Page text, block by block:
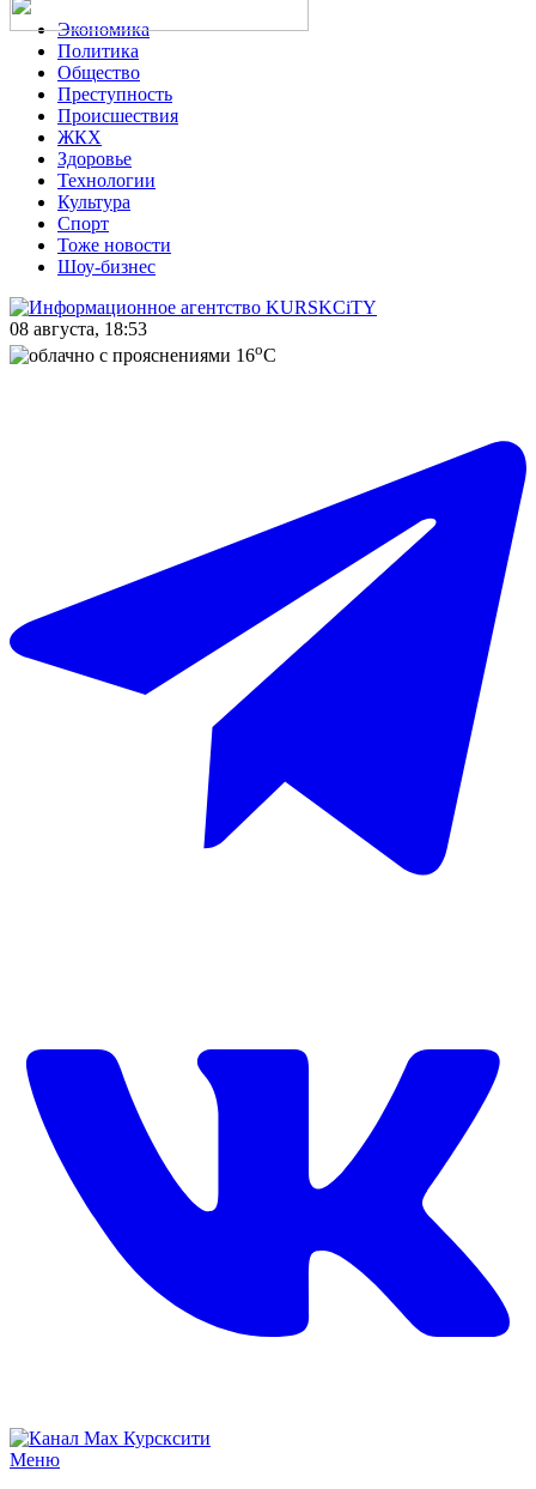
Экономика
Политика
Общество
Преступность
Происшествия
ЖКХ
Здоровье
Технологии
Культура
Спорт
Тоже новости
Шоу-бизнес
08 августа, 18:53
16oC
Меню